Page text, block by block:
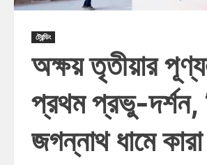
ট্রেন্ডিং
অক্ষয় তৃতীয়ার
প্রথম প্রভু-দর্শন,
জগন্নাথ ধামে